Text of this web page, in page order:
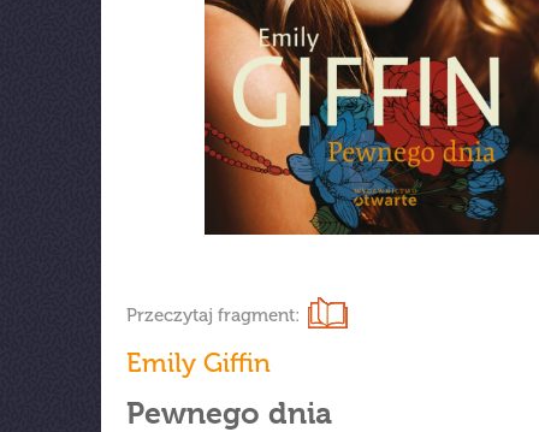
Przeczytaj fragment:
Emily Giffin
Pewnego dnia